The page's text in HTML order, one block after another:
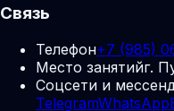
Связь
Телефон+7 (985)
Место занятийг.
Соцсети и
TelegramWhatsApp